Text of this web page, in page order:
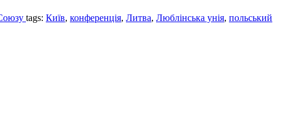
tags: Київ, конференція, Литва, Люблінська унія, польський